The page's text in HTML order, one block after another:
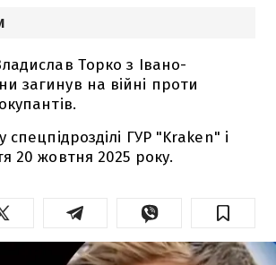
Торко з Івано-
загинув на війні проти
спецпідрозділі ГУР "Kraken" і
20 жовтня 2025 року.